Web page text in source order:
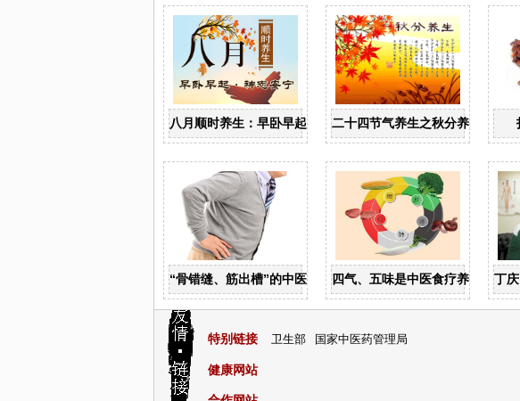
八月顺时养生：早卧早起 神志安宁二十四节气养生之秋分养生
“骨错缝、筋出槽”的中医解决方案四气、五味是中医食疗养生的基础
丁
特别链接 卫生部 国家中医药管理局
健康网站